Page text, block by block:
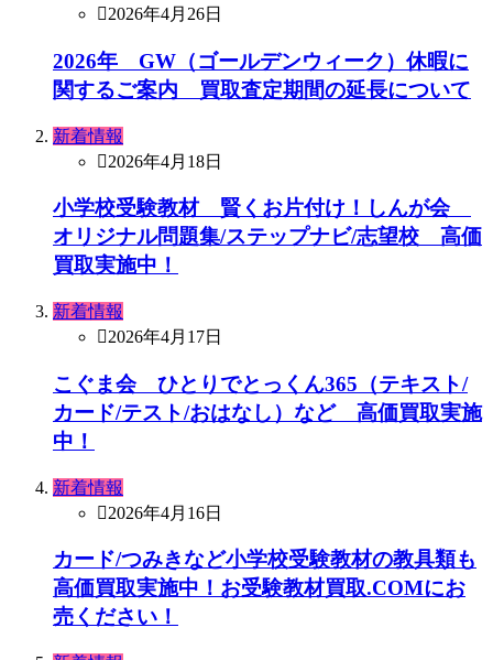
2026年4月26日
2026年 GW（ゴールデンウィーク）休暇に
関するご案内 買取査定期間の延長について
新着情報
2026年4月18日
小学校受験教材 賢くお片付け！しんが会
オリジナル問題集/ステップナビ/志望校 高価
買取実施中！
新着情報
2026年4月17日
こぐま会 ひとりでとっくん365（テキスト/
カード/テスト/おはなし）など 高価買取実施
中！
新着情報
2026年4月16日
カード/つみきなど小学校受験教材の教具類も
高価買取実施中！お受験教材買取.COMにお
売ください！